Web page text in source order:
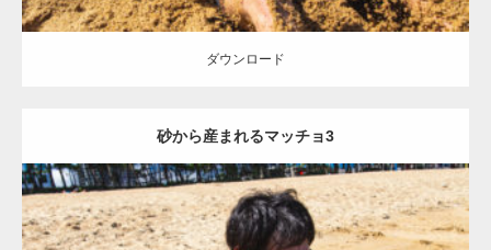
ダウンロード
砂から産まれるマッチョ3